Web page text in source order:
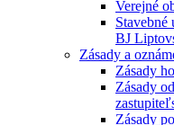
Verejné
BJ
Zásady a
Zásady
Zásady
Zásady